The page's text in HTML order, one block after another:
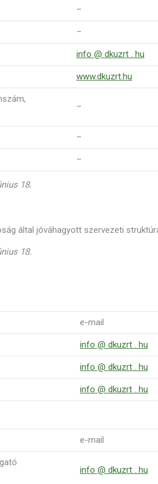
–
–
info @ dkuzrt . hu
www.dkuzrt.hu
–
–
–
18.
által jóváhagyott szervezeti
18.
e-mail
info @ dkuzrt . hu
info @ dkuzrt . hu
info @ dkuzrt . hu
e-mail
info @ dkuzrt . hu